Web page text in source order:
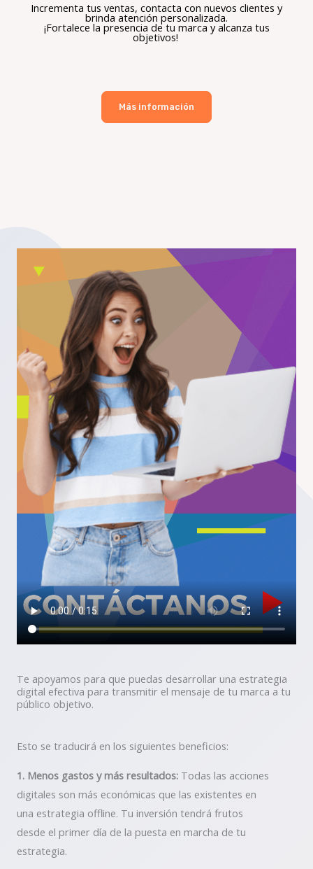
Incrementa tus ventas, contacta con nuevos clientes y
brinda atención personalizada.
¡Fortalece la presencia de tu marca y alcanza tus
objetivos!
Más información
Te apoyamos para que puedas desarrollar una estrategia
digital efectiva para transmitir el mensaje de tu marca a tu
público objetivo.
Esto se traducirá en los siguientes beneficios:
1. Menos gastos y más resultados: Todas las acciones
digitales son más económicas que las existentes en
una estrategia offline. Tu inversión tendrá frutos
desde el primer día de la puesta en marcha de tu
estrategia.